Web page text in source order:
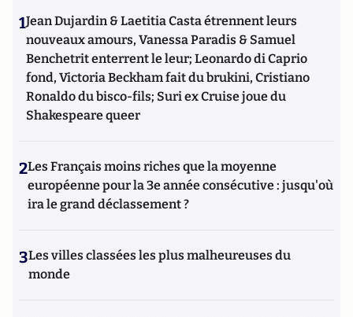
1Jean Dujardin & Laetitia Casta étrennent leurs
nouveaux amours, Vanessa Paradis & Samuel
Benchetrit enterrent le leur; Leonardo di Caprio
fond, Victoria Beckham fait du brukini, Cristiano
Ronaldo du bisco-fils; Suri ex Cruise joue du
Shakespeare queer
2Les Français moins riches que la moyenne
européenne pour la 3e année consécutive : jusqu'où
ira le grand déclassement ?
3Les villes classées les plus malheureuses du
monde